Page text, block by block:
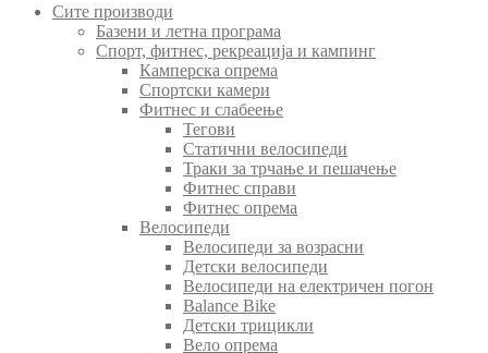
Сите производи
Базени и летна програма
Спорт, фитнес, рекреација и кампинг
Камперска опрема
Спортски камери
Фитнес и слабеење
Тегови
Статични велосипеди
Траки за трчање и пешачење
Фитнес справи
Фитнес опрема
Велосипеди
Велосипеди за возрасни
Детски велосипеди
Велосипеди на електричен погон
Balance Bike
Детски трицикли
Вело опрема